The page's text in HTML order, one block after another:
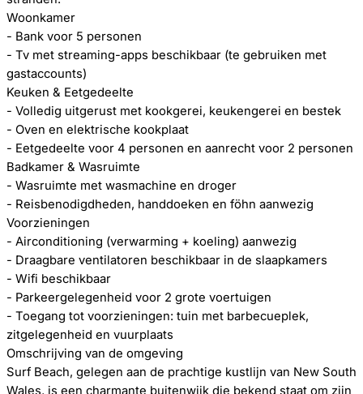
Woonkamer
- Bank voor 5 personen
- Tv met streaming-apps beschikbaar (te gebruiken met
gastaccounts)
Keuken & Eetgedeelte
- Volledig uitgerust met kookgerei, keukengerei en bestek
- Oven en elektrische kookplaat
- Eetgedeelte voor 4 personen en aanrecht voor 2 personen
Badkamer & Wasruimte
- Wasruimte met wasmachine en droger
- Reisbenodigdheden, handdoeken en föhn aanwezig
Voorzieningen
- Airconditioning (verwarming + koeling) aanwezig
- Draagbare ventilatoren beschikbaar in de slaapkamers
- Wifi beschikbaar
- Parkeergelegenheid voor 2 grote voertuigen
- Toegang tot voorzieningen: tuin met barbecueplek,
zitgelegenheid en vuurplaats
Omschrijving van de omgeving
Surf Beach, gelegen aan de prachtige kustlijn van New South
Wales, is een charmante buitenwijk die bekend staat om zijn